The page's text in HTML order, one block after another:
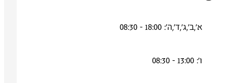
א',ב',ג',ד',ה': 18:00 - 08:30